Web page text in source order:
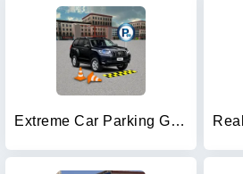
Extreme Car Parking Game